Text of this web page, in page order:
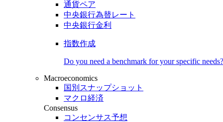
通貨ペア
中央銀行為替レート
中央銀行金利
指数作成
Do you need a benchmark for your specific needs?
Macroeconomics
国別スナップショット
マクロ経済
Consensus
コンセンサス予想